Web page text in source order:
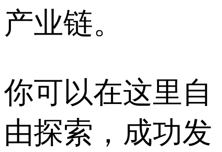
产业链。
你可以在这里自
由探索，成功发